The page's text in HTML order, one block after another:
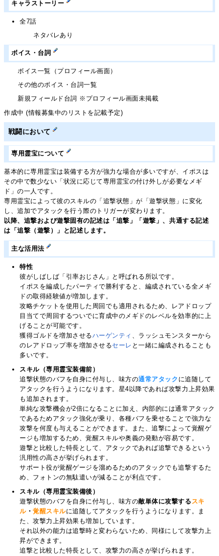
キャラストーリー
全7話
ネタバレあり
ボイス・台詞
ボイス一覧（プロフィール画面）
その他のボイス・台詞一覧
新規フィールド台詞 ※プロフィール画面未掲載
作成中 (情報募集中のリストを記載予定)
戦闘において
専用霊宝について
基本的に専用霊宝は装備する方が強力な場合が多いですが、イポスは
その中で数少ない「状況に応じて専用霊宝の付け外しが必要なメギ
ド」の一人です。
専用霊宝によって彼のスキルの「追撃状態」が「遊撃状態」に変化
し、追加でアタックを行う際のトリガーが変わります。
以降、追撃および遊撃固有の記述は「追撃」「遊撃」、共通する記述
は「追撃（遊撃）」と記述します。
主な活用法
特性
彼がしばしば「引率おじさん」と呼ばれる所以です。
イポスを編成したパーティで勝利すると、編成されている全メギ
ドの取得経験値が増加します。
攻略チケットを使用した周回でも適用されるため、レアドロップ
目当てで周回するついでに育成中のメギドのレベルを効率的に上
げることが可能です。
獲得ゴルドを増加させるハーゲンティ
、ラッシュモンスターから
のレアドロップ率を増加させるセーレ と一緒に編成されることも
多いです。
スキル（専用霊宝装備前）
追撃状態のバフを自身に付与し、味方の通常アタック に追随して
アタックを行うようになります。星4以降であれば攻撃力上昇効果
も追加されます。
単純な攻撃機会が2倍になることに加え、内部的には通常アタック
であるためアタック強化が乗り、各種バフを乗せることで強力な
攻撃を何度も与えることができます。また、追撃によって覚醒ゲ
ージも増加するため、覚醒スキルや奥義の発動が容易です。
遊撃と比較した特長として、アタックであれば追撃できるという
汎用性の高さが挙げられます。
サポート役が覚醒ゲージを溜めるためのアタックでも追撃するた
め、フォトンの無駄遣いが減ることが利点です。
スキル（専用霊宝装備後）
遊撃状態のバフを自身に付与し、味方の敵単体に攻撃する スキ
ル・覚醒スキルに追随してアタックを行うようになります。ま
た、攻撃力上昇効果も増加しています。
それ以外の能力は追撃時と変わらないため、同様にして攻撃力上
昇ができます。
追撃と比較した特長として、攻撃力の高さが挙げられます。